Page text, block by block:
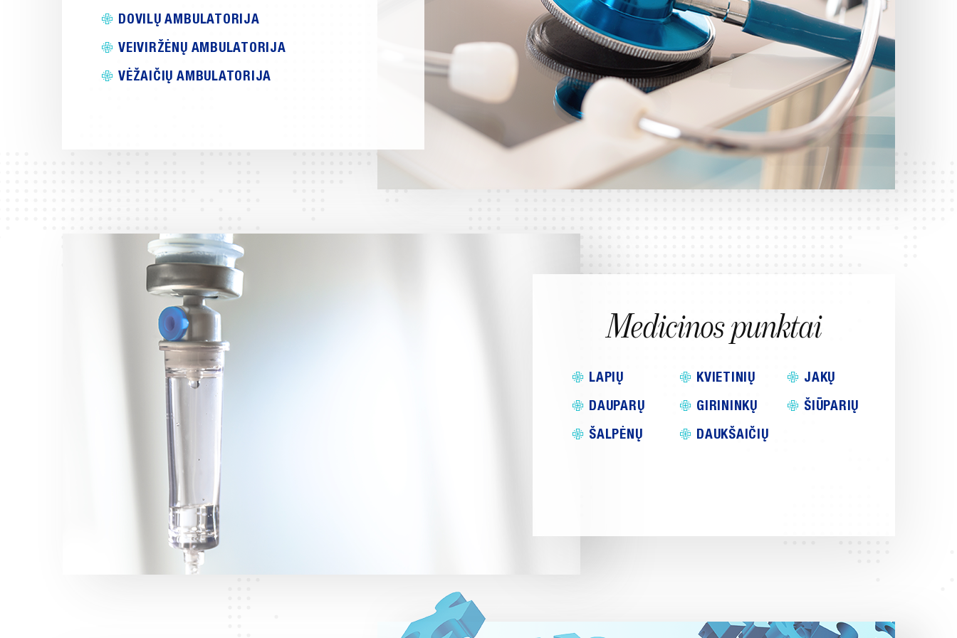
DOVILŲ AMBULATORIJA
VEIVIRŽĖNŲ AMBULATORIJA
VĖŽAIČIŲ AMBULATORIJA
Medicinos punktai
LAPIŲ KVIETINIŲ
JAKŲ
DAUPARŲ
GIRININKŲ
ŠIŪPARIŲ
ŠALPĖNŲ
DAUKŠAIČIŲ